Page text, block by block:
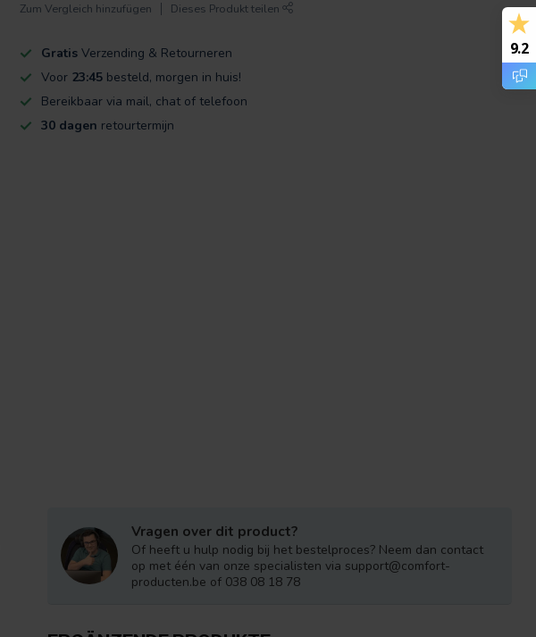
Zum Vergleich hinzufügen Dieses Produkt teilen
Gratis Verzending & Retourneren
Voor 23:45 besteld, morgen in huis!
Bereikbaar via mail, chat of telefoon
30 dagen retourtermijn
Vragen over dit product?
Of heeft u hulp nodig bij het bestelproces? Neem dan contact
op met één van onze specialisten via support@comfort-
producten.be of 038 08 18 78
9.2